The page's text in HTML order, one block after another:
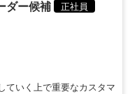
ダー候補
正社員
ていく上で重要なカスタマ